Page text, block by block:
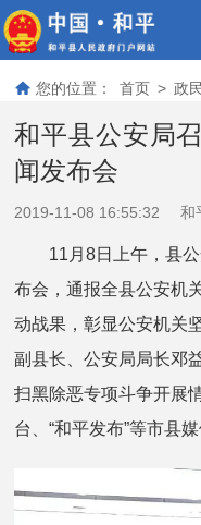
您的位置： 首页 > 政
和平县公安局
闻发布会
2019-11-08 16:55:32 和
11月8日上午，县公
布会，通报全县公安机
动战果，彰显公安机关
副县长、公安局局长邓
扫黑除恶专项斗争开展
台、“和平发布”等市县